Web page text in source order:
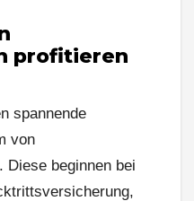
profitieren
spannende
von
Diese beginnen bei